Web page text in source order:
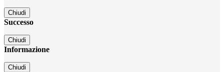
Chiudi
Successo
Chiudi
Informazione
Chiudi